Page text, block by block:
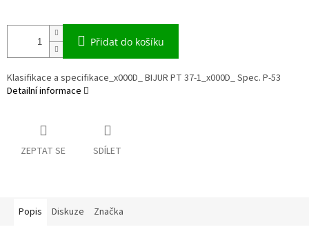
Přidat do košíku
Klasifikace a specifikace_x000D_ BIJUR PT 37-1_x000D_ Spec. P-53
Detailní informace
ZEPTAT SE SDÍLET
Popis Diskuze Značka